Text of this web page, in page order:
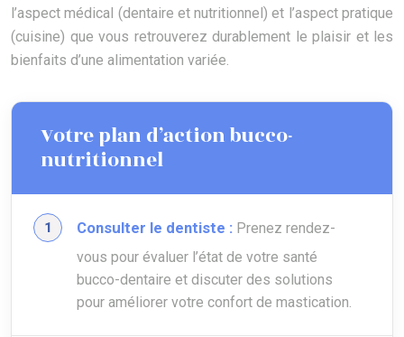
l’aspect médical (dentaire et nutritionnel) et l’aspect pratique
(cuisine) que vous retrouverez durablement le plaisir et les
bienfaits d’une alimentation variée.
Votre plan d’action bucco-
nutritionnel
Consulter le dentiste : Prenez rendez-
vous pour évaluer l’état de votre santé
bucco-dentaire et discuter des solutions
pour améliorer votre confort de mastication.